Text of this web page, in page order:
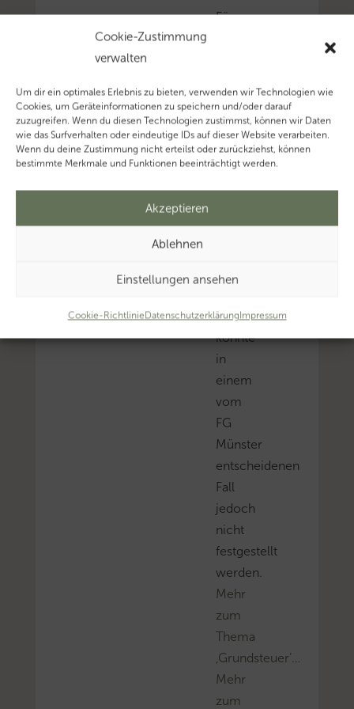
Cookie-Zustimmung
verwalten
Um dir ein optimales Erlebnis zu bieten, verwenden wir Technologien wie
Cookies, um Geräteinformationen zu speichern und/oder darauf
zuzugreifen. Wenn du diesen Technologien zustimmst, können wir Daten
wie das Surfverhalten oder eindeutige IDs auf dieser Website verarbeiten.
Wenn du deine Zustimmung nicht erteilst oder zurückziehst, können
bestimmte Merkmale und Funktionen beeinträchtigt werden.
Akzeptieren
Ablehnen
Einstellungen ansehen
Cookie-RichtlinieDatenschutzerklärungImpressum
Für
Vollziehung
(AdV)
der
ein
Aussetzungsinteresse
Steuerpflichtigen
Dieses
konnte
in
einem
vom
FG
Münster
entscheidenen
Fall
jedoch
nicht
festgestellt
werden.
Mehr
zum
Thema
‚Grundsteuer’…
Mehr
zum